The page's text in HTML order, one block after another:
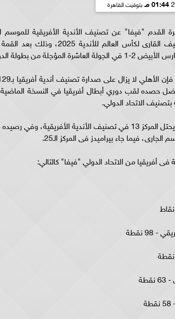
01:44 مـ بتوقيت القاهرة
من بطولة الدوري المصري.
الاتحاد الدولي.
فيما جاء بيراميدز فى المركز الـ25.
أفريقيا من الاتحاد الدولي "فيفا" كالتالي: